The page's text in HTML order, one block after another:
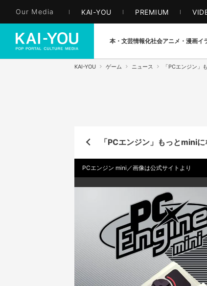
Our Media KAI-YOU PREMIUM
本・文芸情報化社会アニメ・漫画イ
KAI-YOU ゲーム ニュース 「PCエンジン
「PCエンジン」もっとmini
PCエンジン mini／画像は公式サイトより